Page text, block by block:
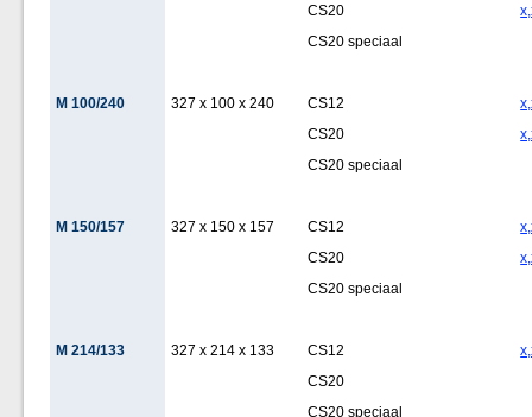
CS20
CS20 speciaal
M 100/240 327 x 100 x 240 CS12
CS20
CS20 speciaal
M 150/157 327 x 150 x 157 CS12
CS20
CS20 speciaal
M 214/133 327 x 214 x 133 CS12
CS20
CS20 speciaal